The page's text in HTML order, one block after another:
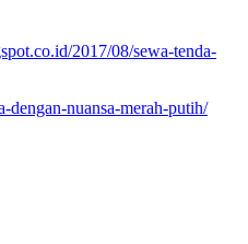
2017/08/sewa-tenda-
dengan-nuansa-merah-putih/